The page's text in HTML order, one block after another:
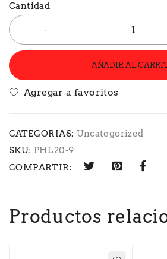
Cantidad
AÑADIR AL
CATEGORIAS: Uncategorized
SKU: PHL20-9
COMPARTIR:
Productos